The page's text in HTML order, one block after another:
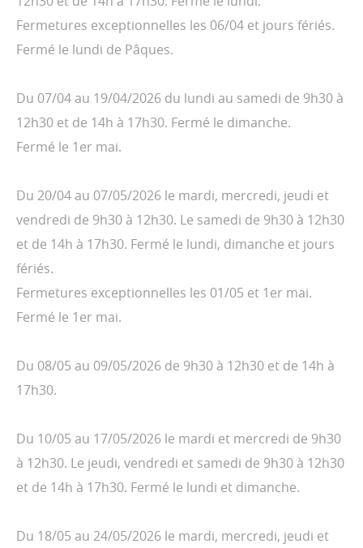
Fermetures exceptionnelles les 06/04 et jours fériés.
Fermé le lundi de Pâques.
Du 07/04 au 19/04/2026 du lundi au samedi de 9h30 à
12h30 et de 14h à 17h30. Fermé le dimanche.
Fermé le 1er mai.
Du 20/04 au 07/05/2026 le mardi, mercredi, jeudi et
vendredi de 9h30 à 12h30. Le samedi de 9h30 à 12h30
et de 14h à 17h30. Fermé le lundi, dimanche et jours
fériés.
Fermetures exceptionnelles les 01/05 et 1er mai.
Fermé le 1er mai.
Du 08/05 au 09/05/2026 de 9h30 à 12h30 et de 14h à
17h30.
Du 10/05 au 17/05/2026 le mardi et mercredi de 9h30
à 12h30. Le jeudi, vendredi et samedi de 9h30 à 12h30
et de 14h à 17h30. Fermé le lundi et dimanche.
Du 18/05 au 24/05/2026 le mardi, mercredi, jeudi et